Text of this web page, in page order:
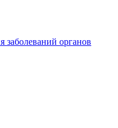
заболеваний органов